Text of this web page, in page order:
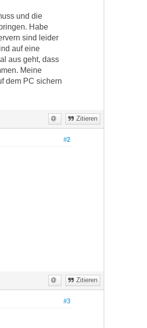
und die
Habe
sind leider
auf eine
aus geht, dass
Meine
dem PC sichern
Zitieren
#2
Zitieren
#3